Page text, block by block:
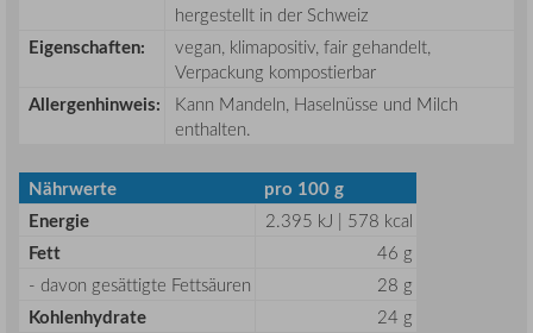
hergestellt in der Schweiz
Eigenschaften:
vegan, klimapositiv, fair gehandelt,
Verpackung kompostierbar
Allergenhinweis:
Kann Mandeln, Haselnüsse und Milch
enthalten.
Nährwerte
pro 100 g
Energie
2.395 kJ | 578 kcal
Fett
46 g
- davon gesättigte Fettsäuren
28 g
Kohlenhydrate
24 g